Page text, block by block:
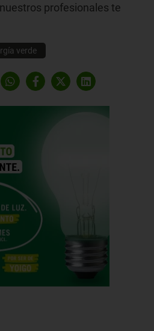
profesionales te
verde